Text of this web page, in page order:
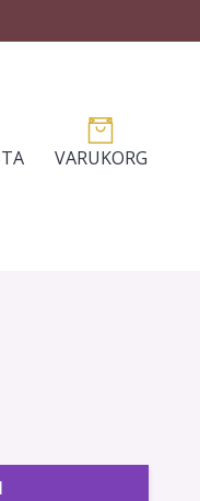
VARUKORG